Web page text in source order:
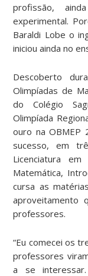
profissão,
experimental.
Baraldi Lobe o
iniciou ainda no
Descoberto
Olimpíadas de
do Colégio
Olimpíada
ouro na OBMEP
sucesso, em
Licenciatura
Matemática,
cursa as
aproveitamento
professores.
“Eu comecei os
professores
a se